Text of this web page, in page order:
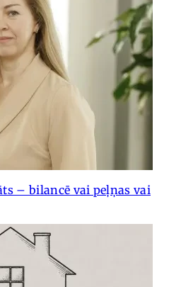
– bilancē vai peļņas vai